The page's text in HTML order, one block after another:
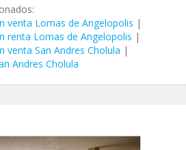
venta Lomas de Angelopolis |
renta Lomas de Angelopolis |
venta San Andres Cholula |
Andres Cholula